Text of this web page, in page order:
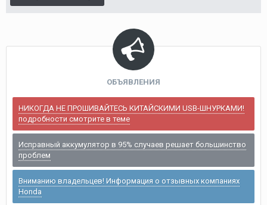
ОБЪЯВЛЕНИЯ
НИКОГДА НЕ ПРОШИВАЙТЕСЬ КИТАЙСКИМИ USB-ШНУРКАМИ!
подробности смотрите в теме
Исправный аккумулятор в 95% случаев решает большинство
проблем
Вниманию владельцев! Информация о отзывных компаниях
Honda